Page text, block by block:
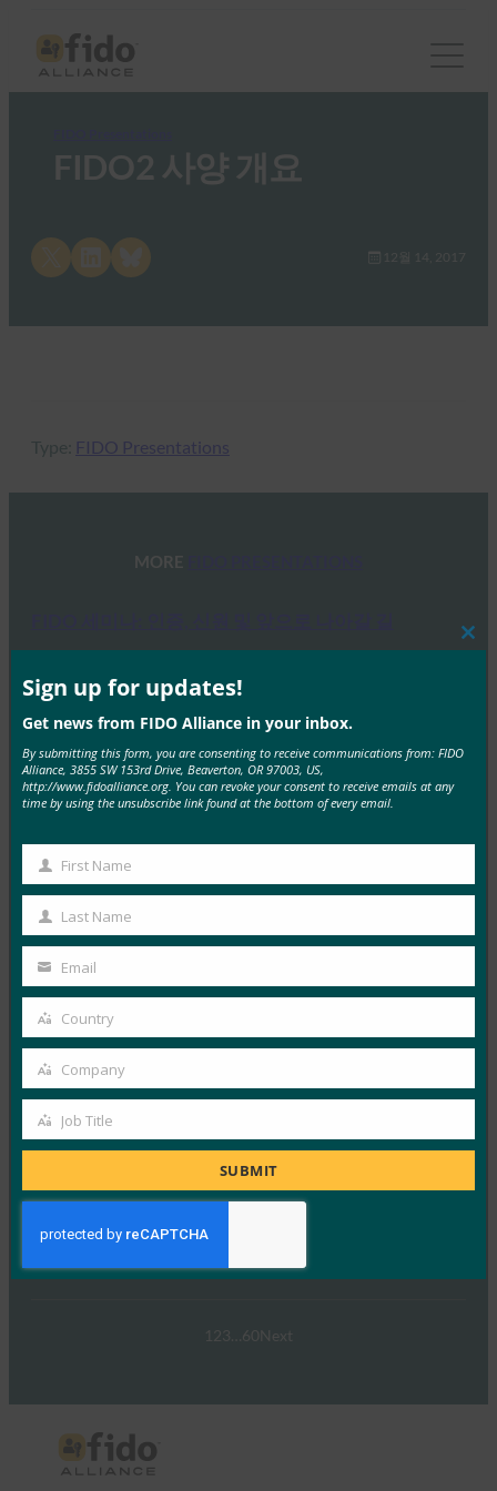
FIDO2 사양 개요
Share on LinkedInShare on Bluesky 12월 14, 2017
Type: FIDO Presentations
MORE
FIDO Presentations
6월 13, 2025
개요 FIDO 얼라이언스와 호스트 스폰서인 탈레스는 최
근 인증, 신원 및 앞으로 나아갈 길에 대한 하루…
Read More →
FIDO 얼라이언스 멜버른 세미나 2025
FIDO Presentations
2월 21, 2025
패스키 탐색: 호주의 FIDO 인증에 대한 심층 분석 개요
FIDO 얼라이언스는 최근 호주와 그 외…
Read More →
웨비나: NIST SP 800-63 디지털 ID 표준: 업데이트 및
패스키에 대한 의미
FIDO Presentations
9월 30, 2024
NIST SP 800-63-4 디지털 ID 지침 초안의 네 번째 개정판
이 이제 공개 의견 수렴을 위해…
1 2 3 60Next
Sign up for updates!
Get news from FIDO Alliance in your inbox.
By submitting this form, you are consenting to receive communications from: FIDO
Alliance, 3855 SW 153rd Drive, Beaverton, OR 97003, US,
http://www.fidoalliance.org. You can revoke your consent to receive emails at any
time by using the unsubscribe link found at the bottom of every email.
First
Name
First Name
Last
Name
Last Name
Your
email
Email
Country
Country
Company
Company
Job
Job Title
SUBMIT